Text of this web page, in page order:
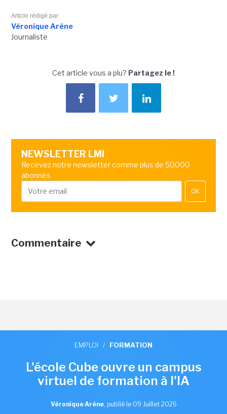
Article rédigé par
Véronique Arène
Journaliste
Cet article vous a plu? Partagez le !
NEWSLETTER LMI
Recevez notre newsletter comme plus de 50000
abonnés
OK
Commentaire
EMPLOI / FORMATION
L'école Cube ouvre un campus
virtuel de formation à l'IA
Véronique Arène, publié le 09 Juillet 2026